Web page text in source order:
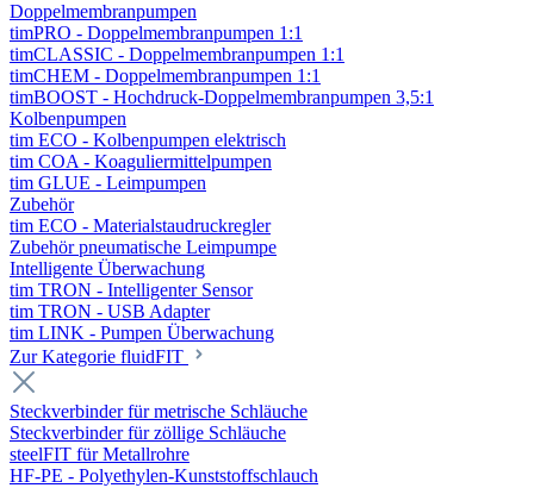
Doppelmembranpumpen
timPRO - Doppelmembranpumpen 1:1
timCLASSIC - Doppelmembranpumpen 1:1
timCHEM - Doppelmembranpumpen 1:1
timBOOST - Hochdruck-Doppelmembranpumpen 3,5:1
Kolbenpumpen
tim ECO - Kolbenpumpen elektrisch
tim COA - Koaguliermittelpumpen
tim GLUE - Leimpumpen
Zubehör
tim ECO - Materialstaudruckregler
Zubehör pneumatische Leimpumpe
Intelligente Überwachung
tim TRON - Intelligenter Sensor
tim TRON - USB Adapter
tim LINK - Pumpen Überwachung
Zur Kategorie fluidFIT
Steckverbinder für metrische Schläuche
Steckverbinder für zöllige Schläuche
steelFIT für Metallrohre
HF-PE - Polyethylen-Kunststoffschlauch